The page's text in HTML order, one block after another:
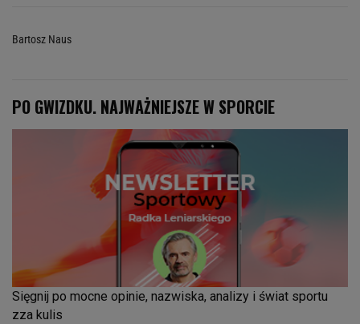
Bartosz Naus